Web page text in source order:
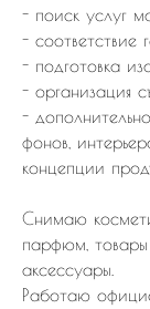
- поиск услуг
- соответствие
- подготовка
- организация
-
фонов,
концепции
Снимаю
парфюм,
аксессуары.
Работаю